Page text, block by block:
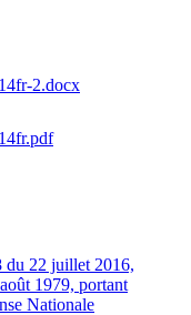
2.docx
du 22 juillet 2016,
1979, portant
Nationale